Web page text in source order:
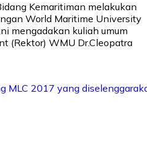
Kemaritiman melakukan
World Maritime University
mengadakan kuliah umum
(Rektor) WMU Dr.Cleopatra